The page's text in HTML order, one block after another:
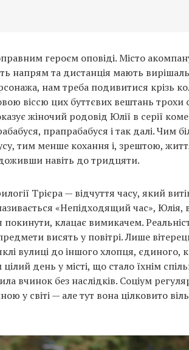
героєм оповіді. Місто
напрям та дистанція мають
нам треба подивитися крізь
віссю цих буттєвих вештань трохи
жіночий родовід Юлії в серії
прапрабабуся і так далі. Чим
тим менше кохання і, зрештою,
навіть до тридцяти.
Трієра — відчуття часу, який
«Непідходящий час»,
клацає вимикачем.
висять у повітрі. Лише
вулиці до іншого хлопця, єдиного,
день у місті, що стало їхнім
вчинок без наслідків. Соціум
у світі — але тут вона цілковито